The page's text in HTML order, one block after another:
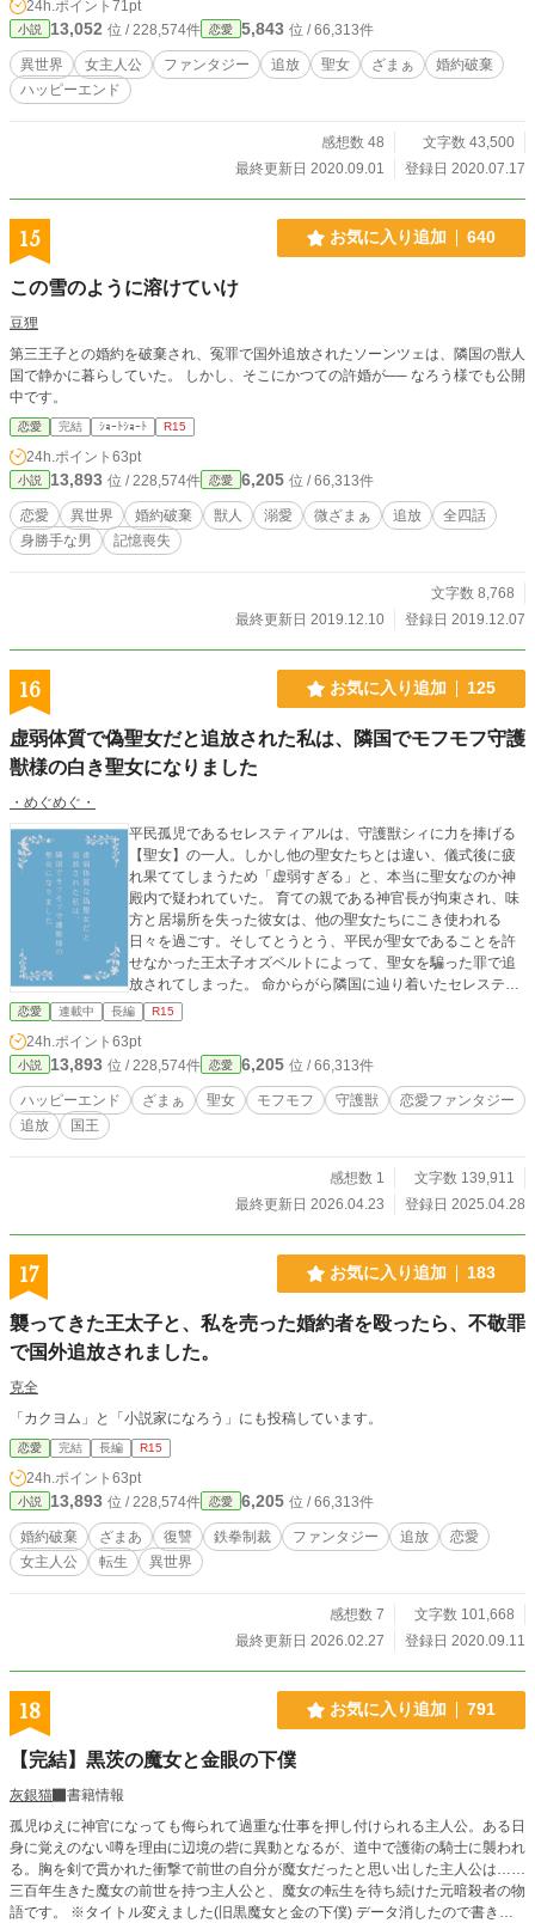
ボった時のフォローとして聖女しか使えないはずの結界術を独学でマスターする
ほどに。 そんな扱いを受けていたエミリアは偶然、落馬して大怪我を負ってい
たこの国の第四王子であるニックを助けたことがきっかけで、彼と婚約すること
となる。 幸せを掴んだ彼女だが、理不尽の化身であるクラリスは身勝手な理由
でエミリアをクビにした。 さらに彼女はクラリスによって第四王子を助けたの
二択を迫られ、冤罪を被り国家追放に処される。 絶望して隣国に流れた彼女は
まだ気付いていなかった、いつの間にかクラリスを遥かに超えるほどハイスペッ
に……。 エミリアが隣国で力を認められ巫女になった頃、ボルメルン王国はわ
がまま放題しているクラリスに反発する動きが見られるようになっていた――。
24h.ポイント 71pt
小説 13,052 位 / 228,574件 恋愛 5,843 位 / 66,313件
異世界 女主人公 ファンタジー 追放 聖女 ざまぁ
婚約破棄
ハッピーエンド
感想数 48
文字数 43,500
最終更新日 2020.09.01
登録日 2020.07.17
15 お気に入り追加 640
この雪のように溶けていけ
豆狸
第三王子との婚約を破棄され、冤罪で国外追放されたソーンツェは、隣国の獣人
国で静かに暮らしていた。 しかし、そこにかつての許婚が── なろう様でも公開
中です。
恋愛 完結 ｼｮｰﾄｼｮｰﾄ R15
24h.ポイント 63pt
小説 13,893 位 / 228,574件 恋愛 6,205 位 / 66,313件
恋愛 異世界 婚約破棄 獣人 溺愛 微ざまぁ 追放
全四話
身勝手な男
記憶喪失
文字数 8,768
最終更新日 2019.12.10
登録日 2019.12.07
16 お気に入り追加 125
虚弱体質で偽聖女だと追放された私は、隣国でモフモフ守護
獣様の白き聖女になりました
・めぐめぐ・
平民孤児であるセレスティアルは、守護獣シィに力を捧げる
【聖女】の一人。しかし他の聖女たちとは違い、儀式後に疲
れ果ててしまうため「虚弱すぎる」と、本当に聖女なのか神
殿内で疑われていた。 育ての親である神官長が拘束され、味
方と居場所を失った彼女は、他の聖女たちにこき使われる
日々を過ごす。そしてとうとう、平民が聖女であることを許
せなかった王太子オズベルトによって、聖女を騙った罪で追
放されてしまった。 命からがら隣国に辿り着いたセレスティ
アルは、そこで衰弱した白き獣――守護獣ラメンテと、彼と
共に国を守ってきた国王レイと出会う。祖国とは違い、守護
獣ラメンテに力を捧げても一切疲れず、セレスティアルは本
来の力を発揮し、滅びかけていた隣国を再生していく。 「い
やいや！ レイ、僕の方がセレスティアルのこと、大好きだ
しっ!!」 「いーーや！ 俺の方が大好きだ!!」 モフモフ守護獣
恋愛 連載中 長編 R15
24h.ポイント 63pt
小説 13,893 位 / 228,574件 恋愛 6,205 位 / 66,313件
ハッピーエンド ざまぁ 聖女 モフモフ 守護獣
恋愛ファンタジー
追放
国王
感想数 1
文字数 139,911
最終更新日 2026.04.23
登録日 2025.04.28
17 お気に入り追加 183
襲ってきた王太子と、私を売った婚約者を殴ったら、不敬罪
で国外追放されました。
克全
「カクヨム」と「小説家になろう」にも投稿しています。
恋愛 完結 長編 R15
24h.ポイント 63pt
小説 13,893 位 / 228,574件 恋愛 6,205 位 / 66,313件
婚約破棄 ざまあ 復讐 鉄拳制裁 ファンタジー 追放
恋愛
女主人公
転生 異世界
感想数 7
文字数 101,668
最終更新日 2026.02.27
登録日 2020.09.11
18 お気に入り追加 791
【完結】黒茨の魔女と金眼の下僕
灰銀猫
書籍情報
孤児ゆえに神官になっても侮られて過重な仕事を押し付けられる主人公。ある日
身に覚えのない噂を理由に辺境の砦に異動となるが、道中で護衛の騎士に襲われ
る。胸を剣で貫かれた衝撃で前世の自分が魔女だったと思い出した主人公は……
三百年生きた魔女の前世を持つ主人公と、魔女の転生を待ち続けた元暗殺者の物
語です。 ※タイトル変えました(旧黒魔女と金の下僕) データ消したので書き直